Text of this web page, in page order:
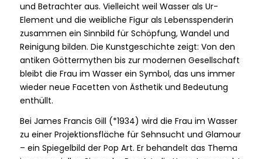
und Betrachter aus. Vielleicht weil Wasser als Ur-
Element und die weibliche Figur als Lebensspenderin
zusammen ein Sinnbild für Schöpfung, Wandel und
Reinigung bilden. Die Kunstgeschichte zeigt: Von den
antiken Göttermythen bis zur modernen Gesellschaft
bleibt die Frau im Wasser ein Symbol, das uns immer
wieder neue Facetten von Ästhetik und Bedeutung
enthüllt.
Bei James Francis Gill (*1934) wird die Frau im Wasser
zu einer Projektionsfläche für Sehnsucht und Glamour
– ein Spiegelbild der Pop Art. Er behandelt das Thema